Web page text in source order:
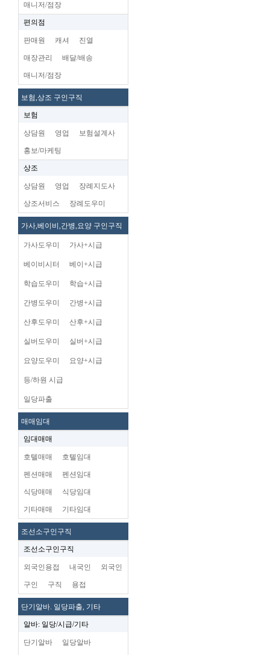
매니저/점장
편의점
판매원 캐셔 진열
매장관리 배달/배송
매니저/점장
보험,상조 구인구직
보험
상담원 영업 보험설계사
홍보/마케팅
상조
상담원 영업 장례지도사
상조서비스 장례도우미
가사,베이비,간병,요양 구인구직
가사도우미 가사+시급
베이비시터 베이+시급
학습도우미 학습+시급
간병도우미 간병+시급
산후도우미 산후+시급
실버도우미 실버+시급
요양도우미 요양+시급
등/하원 시급
일당파출
매매임대
임대매매
호텔매매 호텔임대
펜션매매 펜션임대
식당매매 식당임대
기타매매 기타임대
조선소구인구직
조선소구인구직
외국인용접 내국인 외국인
구인 구직 용접
단기알바. 일당파출, 기타
알바: 일당/시급/기타
단기알바 일당알바